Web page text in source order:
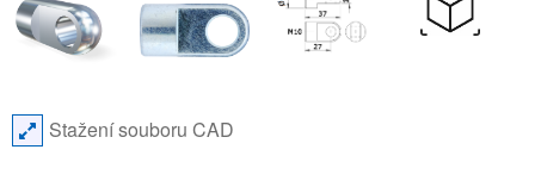
Stažení souboru CAD